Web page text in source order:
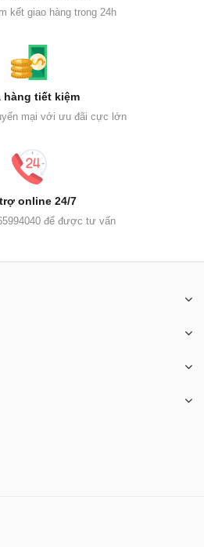
kết giao hàng trong 24h
hàng tiết kiệm
mại với ưu đãi cực lớn
online 24/7
để được tư vấn